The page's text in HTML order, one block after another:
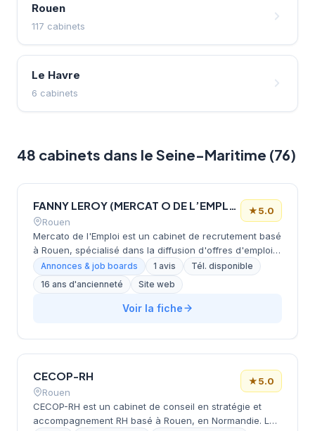
Rouen
117 cabinets
Le Havre
6 cabinets
48 cabinets dans le Seine-Maritime (76)
FANNY LEROY (MERCAT O DE L’EMPLOI)
Rouen
★5.0
Mercato de l'Emploi est un cabinet de recrutement basé
à Rouen, spécialisé dans la diffusion d'offres d'emploi
en CDI et CDD. Le cabinet accompagne des entreprises
de diverses secteurs (industrie, menuiserie,
construction, digital, environnement) sur l'ensemble du
territoire français pour leurs besoins de recrutement.
Annonces & job boards 1 avis
Tél. disponible
16 ans d'ancienneté
Site web
Voir la fiche
CECOP-RH
Rouen
★5.0
CECOP-RH est un cabinet de conseil en stratégie et
accompagnement RH basé à Rouen, en Normandie. Le